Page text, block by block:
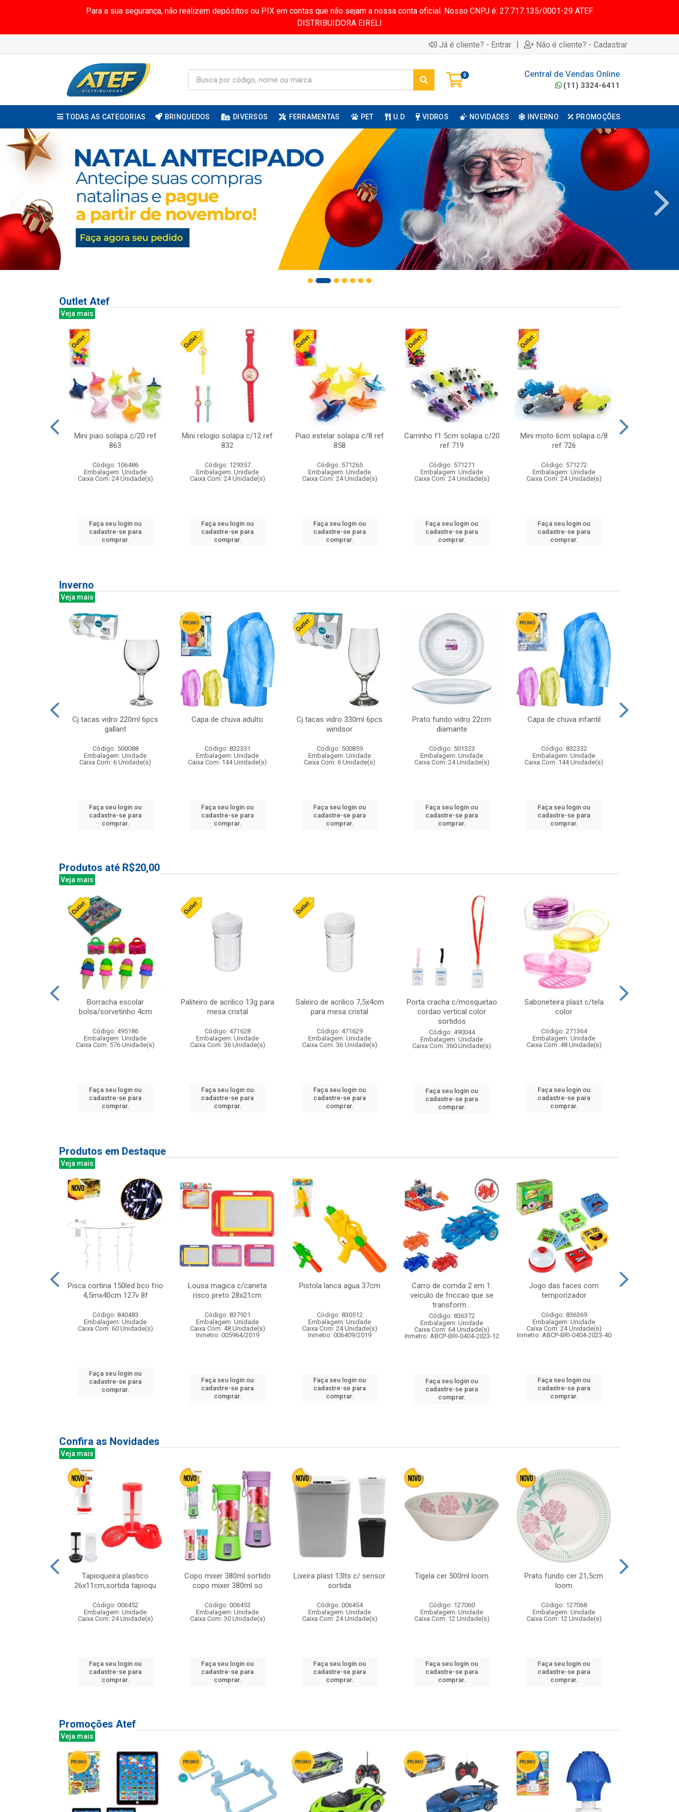
Para a sua segurança, não realizem depósitos ou PIX em contas que não sejam a nossa conta oficial. Nosso CNPJ é: 27.717.135/0001-29 ATEF
DISTRIBUIDORA EIRELI
Já é cliente? - Entrar | Não é cliente? - Cadastrar
0 Central de Vendas Online
(11) 3324-6411
TODAS AS CATEGORIAS BRINQUEDOS DIVERSOS FERRAMENTAS PET U.D VIDROS NOVIDADES INVERNO PROMOÇÕES
Outlet Atef
Veja mais
Mini piao solapa c/20 ref
863
Código: 106486
Embalagem: Unidade
Caixa Com: 24 Unidade(s)
Faça seu login ou
cadastre-se para
comprar.
Mini relogio solapa c/12 ref
832
Código: 129357
Embalagem: Unidade
Caixa Com: 24 Unidade(s)
Faça seu login ou
cadastre-se para
comprar.
Piao estelar solapa c/8 ref
858
Código: 571265
Embalagem: Unidade
Caixa Com: 24 Unidade(s)
Faça seu login ou
cadastre-se para
comprar.
Carrinho f1 5cm solapa c/20
ref 719
Código: 571271
Embalagem: Unidade
Caixa Com: 24 Unidade(s)
Faça seu login ou
cadastre-se para
comprar.
Mini moto 6cm solapa c/8
ref 726
Código: 571272
Embalagem: Unidade
Caixa Com: 24 Unidade(s)
Faça seu login ou
cadastre-se para
comprar.
Inverno
Veja mais
Cj tacas vidro 220ml 6pcs
gallant
Código: 500088
Embalagem: Unidade
Caixa Com: 6 Unidade(s)
Faça seu login ou
cadastre-se para
comprar.
Capa de chuva adulto
Código: 832331
Embalagem: Unidade
Caixa Com: 144 Unidade(s)
Faça seu login ou
cadastre-se para
comprar.
Cj tacas vidro 330ml 6pcs
windsor
Código: 500859
Embalagem: Unidade
Caixa Com: 6 Unidade(s)
Faça seu login ou
cadastre-se para
comprar.
Prato fundo vidro 22cm
diamante
Código: 501323
Embalagem: Unidade
Caixa Com: 24 Unidade(s)
Faça seu login ou
cadastre-se para
comprar.
Capa de chuva infantil
Código: 832332
Embalagem: Unidade
Caixa Com: 144 Unidade(s)
Faça seu login ou
cadastre-se para
comprar.
Produtos até R$20,00
Veja mais
Borracha escolar
bolsa/sorvetinho 4cm
Código: 495186
Embalagem: Unidade
Caixa Com: 576 Unidade(s)
Faça seu login ou
cadastre-se para
comprar.
Paliteiro de acrilico 13g para
mesa cristal
Código: 471628
Embalagem: Unidade
Caixa Com: 36 Unidade(s)
Faça seu login ou
cadastre-se para
comprar.
Saleiro de acrilico 7,5x4cm
para mesa cristal
Código: 471629
Embalagem: Unidade
Caixa Com: 36 Unidade(s)
Faça seu login ou
cadastre-se para
comprar.
Porta cracha c/mosquetao
cordao vertical color
sortidos
Código: 490044
Embalagem: Unidade
Caixa Com: 360 Unidade(s)
Faça seu login ou
cadastre-se para
comprar.
Saboneteira plast c/tela
color
Código: 271364
Embalagem: Unidade
Caixa Com: 48 Unidade(s)
Faça seu login ou
cadastre-se para
comprar.
Produtos em Destaque
Veja mais
Pisca cortina 150led bco frio
4,5mx40cm 127v 8f
Código: 840483
Embalagem: Unidade
Caixa Com: 60 Unidade(s)
Faça seu login ou
cadastre-se para
comprar.
Lousa magica c/caneta
risco preto 28x21cm
Código: 837921
Embalagem: Unidade
Caixa Com: 48 Unidade(s)
Inmetro: 005964/2019
Faça seu login ou
cadastre-se para
comprar.
Pistola lanca agua 37cm
Código: 830512
Embalagem: Unidade
Caixa Com: 24 Unidade(s)
Inmetro: 006409/2019
Faça seu login ou
cadastre-se para
comprar.
Carro de corrida 2 em 1:
veiculo de friccao que se
transform...
Código: 836372
Embalagem: Unidade
Caixa Com: 64 Unidade(s)
Inmetro: ABCP-BRI-0404-2023-12
Faça seu login ou
cadastre-se para
comprar.
Jogo das faces com
temporizador
Código: 836369
Embalagem: Unidade
Caixa Com: 24 Unidade(s)
Inmetro: ABCP-BRI-0404-2023-40
Faça seu login ou
cadastre-se para
comprar.
Confira as Novidades
Veja mais
Tapioqueira plastico
26x11cm,sortida tapioqu
Código: 006452
Embalagem: Unidade
Caixa Com: 24 Unidade(s)
Faça seu login ou
cadastre-se para
comprar.
Copo mixer 380ml sortido
copo mixer 380ml so
Código: 006453
Embalagem: Unidade
Caixa Com: 30 Unidade(s)
Faça seu login ou
cadastre-se para
comprar.
Lixeira plast 13lts c/ sensor
sortida
Código: 006454
Embalagem: Unidade
Caixa Com: 24 Unidade(s)
Faça seu login ou
cadastre-se para
comprar.
Tigela cer 500ml loom
Código: 127060
Embalagem: Unidade
Caixa Com: 12 Unidade(s)
Faça seu login ou
cadastre-se para
comprar.
Prato fundo cer 21,5cm
loom
Código: 127068
Embalagem: Unidade
Caixa Com: 12 Unidade(s)
Faça seu login ou
cadastre-se para
comprar.
Promoções Atef
Veja mais